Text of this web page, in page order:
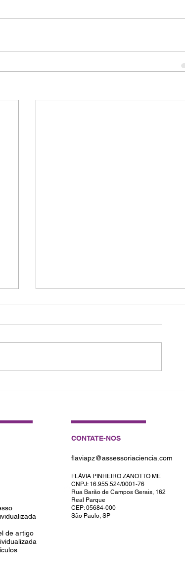
Como Escrever um Artigo
de artigo
CONTATE-NOS
flaviapz@assessoriaciencia.com
FLÁVIA PINHEIRO ZANOTTO ME
CNPJ: 16.955.524/0001-76
Rua Barão de Campos Gerais, 162
Real Parque
CEP: 05684-000
São Paulo, SP